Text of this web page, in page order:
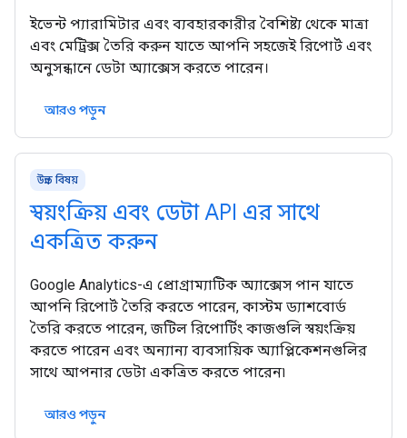
ইভেন্ট প্যারামিটার এবং ব্যবহারকারীর বৈশিষ্ট্য থেকে মাত্রা
এবং মেট্রিক্স তৈরি করুন যাতে আপনি সহজেই রিপোর্ট এবং
অনুসন্ধানে ডেটা অ্যাক্সেস করতে পারেন।
আরও পড়ুন
উন্নত বিষয়
স্বয়ংক্রিয় এবং ডেটা API এর সাথে
একত্রিত করুন
Google Analytics-এ প্রোগ্রাম্যাটিক অ্যাক্সেস পান যাতে
আপনি রিপোর্ট তৈরি করতে পারেন, কাস্টম ড্যাশবোর্ড
তৈরি করতে পারেন, জটিল রিপোর্টিং কাজগুলি স্বয়ংক্রিয়
করতে পারেন এবং অন্যান্য ব্যবসায়িক অ্যাপ্লিকেশনগুলির
সাথে আপনার ডেটা একত্রিত করতে পারেন৷
আরও পড়ুন